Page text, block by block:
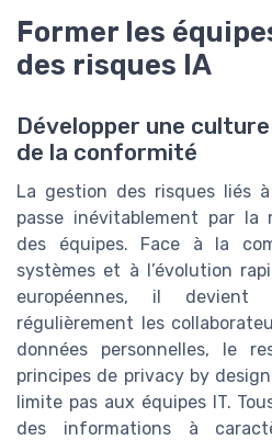
Former les
des risques IA
Développer une
de la conformité
La gestion des risques liés
passe inévitablement par la
des équipes. Face à la
systèmes et à l’évolution
européennes, il
régulièrement les
données personnelles, le
principes de privacy by
limite pas aux équipes IT.
des informations à